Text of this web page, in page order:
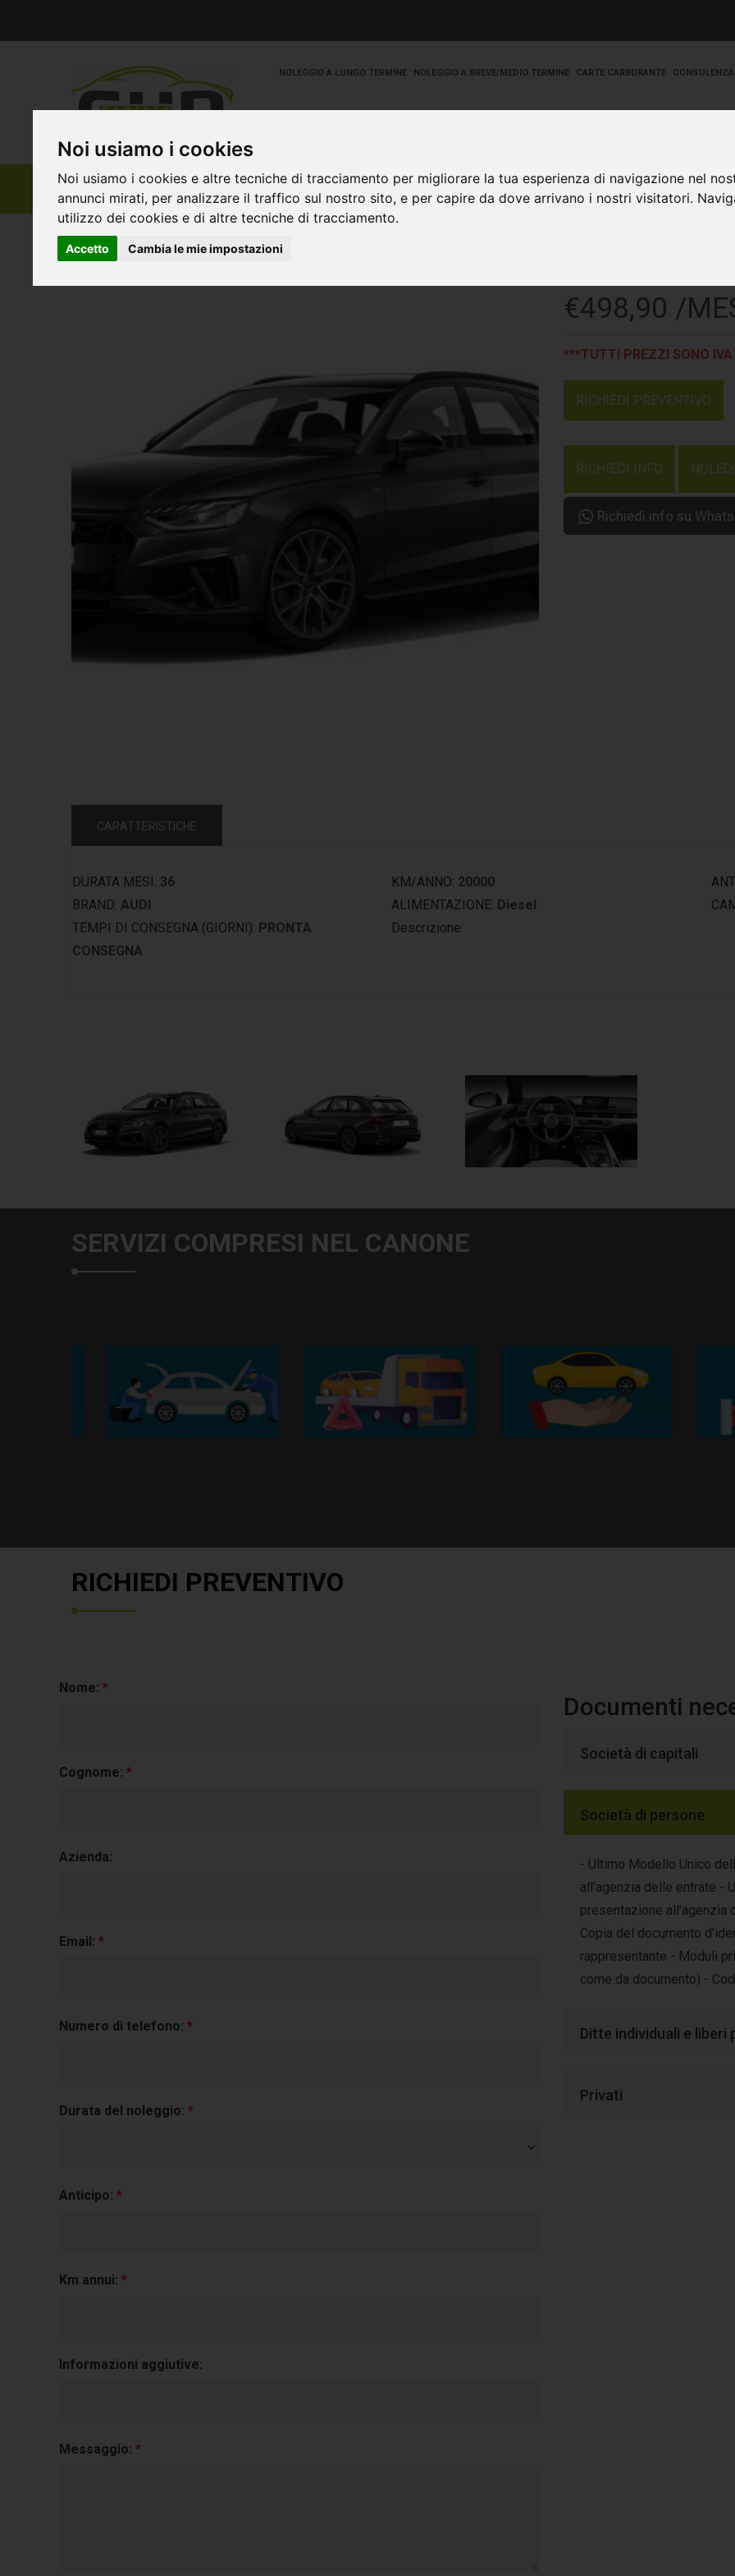
Noi usiamo i cookies
Noi usiamo i cookies e altre tecniche di tracciamento per migliorare la tua esperienza di navigazione nel
annunci mirati, per analizzare il traffico sul nostro sito, e per capire da dove arrivano i nostri visitatori.
utilizzo dei cookies e di altre tecniche di tracciamento.
Accetto Cambia le mie impostazioni
NOLEGGIO A LUNGO TERMINE NOLEGGIO A BREVE/MEDIO TERMINE CARTE CARBURANTE CONSULENZA
€498,90 /
***TUTTI PREZZI SONO
RICHIEDI PREVENTIVO
RICHIEDI INFO
Richiedi info su
CARATTERISTICHE
DURATA MESI: 36 KM/ANNO: 20000
BRAND: AUDI ALIMENTAZIONE: Diesel
TEMPI DI CONSEGNA (GIORNI): PRONTA
CONSEGNA
Descrizione:
SERVIZI COMPRESI NEL CANONE
RICHIEDI PREVENTIVO
Nome: *
Cognome: *
Azienda:
Email: *
Numero di telefono: *
Durata del noleggio: *
Anticipo: *
Km annui: *
Informazioni aggiutive:
Messaggio: *
Documenti
Società di capitali
Società di persone
- Ultimo Modello Unico
all’agenzia delle entrate -
presentazione all’agenzia
Copia del documento
rappresentante - Moduli
come da documento) -
Ditte individuali e liberi
Privati